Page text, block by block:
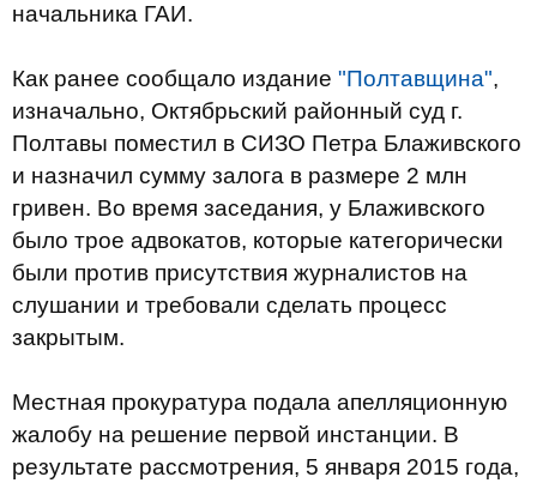
начальника ГАИ.
Как ранее сообщало издание "Полтавщина",
изначально, Октябрьский районный суд г.
Полтавы поместил в СИЗО Петра Блаживского
и назначил сумму залога в размере 2 млн
гривен. Во время заседания, у Блаживского
было трое адвокатов, которые категорически
были против присутствия журналистов на
слушании и требовали сделать процесс
закрытым.
Местная прокуратура подала апелляционную
жалобу на решение первой инстанции. В
результате рассмотрения, 5 января 2015 года,